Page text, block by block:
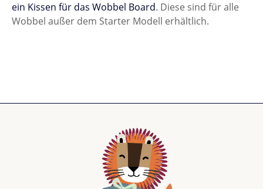
ein Kissen für das Wobbel Board. Diese sind für alle
Wobbel außer dem Starter Modell erhältlich.